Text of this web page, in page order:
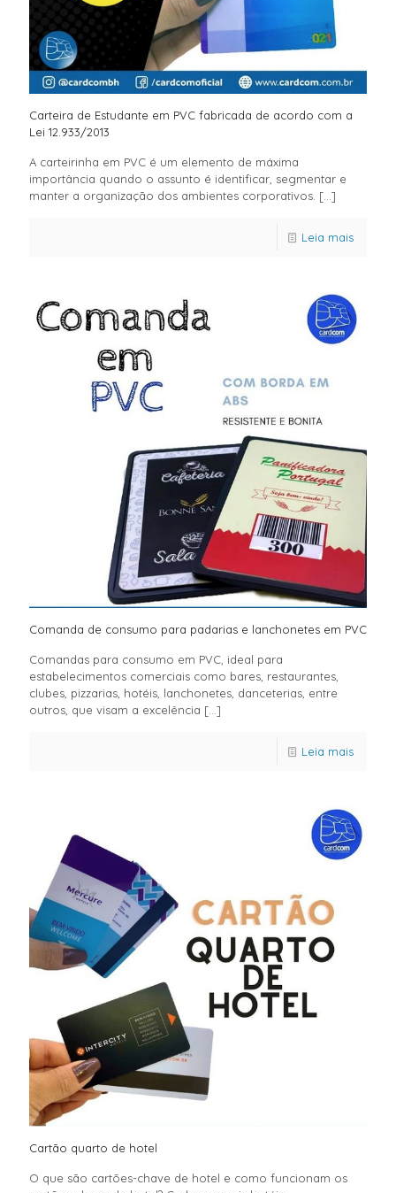
Carteira de Estudante em PVC fabricada de acordo com a
Lei 12.933/2013
A carteirinha em PVC é um elemento de máxima
importância quando o assunto é identificar, segmentar e
manter a organização dos ambientes corporativos. […]
Leia mais
Comanda de consumo para padarias e lanchonetes em PVC
Comandas para consumo em PVC, ideal para
estabelecimentos comerciais como bares, restaurantes,
clubes, pizzarias, hotéis, lanchonetes, danceterias, entre
outros, que visam a excelência […]
Leia mais
Cartão quarto de hotel
O que são cartões-chave de hotel e como funcionam os